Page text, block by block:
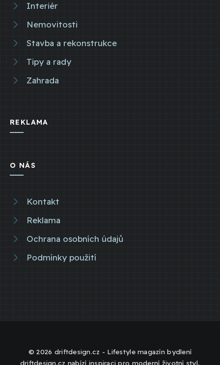
Interiér
Nemovitosti
Stavba a rekonstrukce
Tipy a rady
Zahrada
REKLAMA
O NÁS
Kontakt
Reklama
Ochrana osobních údajů
Podmínky použití
© 2026 driftdesign.cz - Lifestyle magazín bydlení
driftdesign.cz nabízí inspiraci pro moderní životní styl,